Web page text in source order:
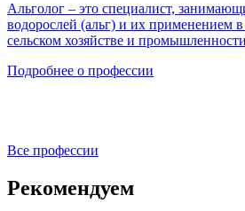
Альголог – это специалист,
водорослей (альг) и их применением
сельском хозяйстве и
Подробнее о профессии
Все профессии
Рекомендуем